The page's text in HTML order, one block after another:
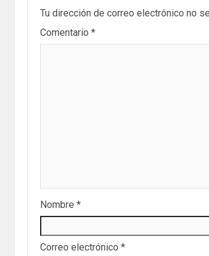
Tu dirección de correo electrónico no
Comentario *
Nombre *
Correo electrónico *